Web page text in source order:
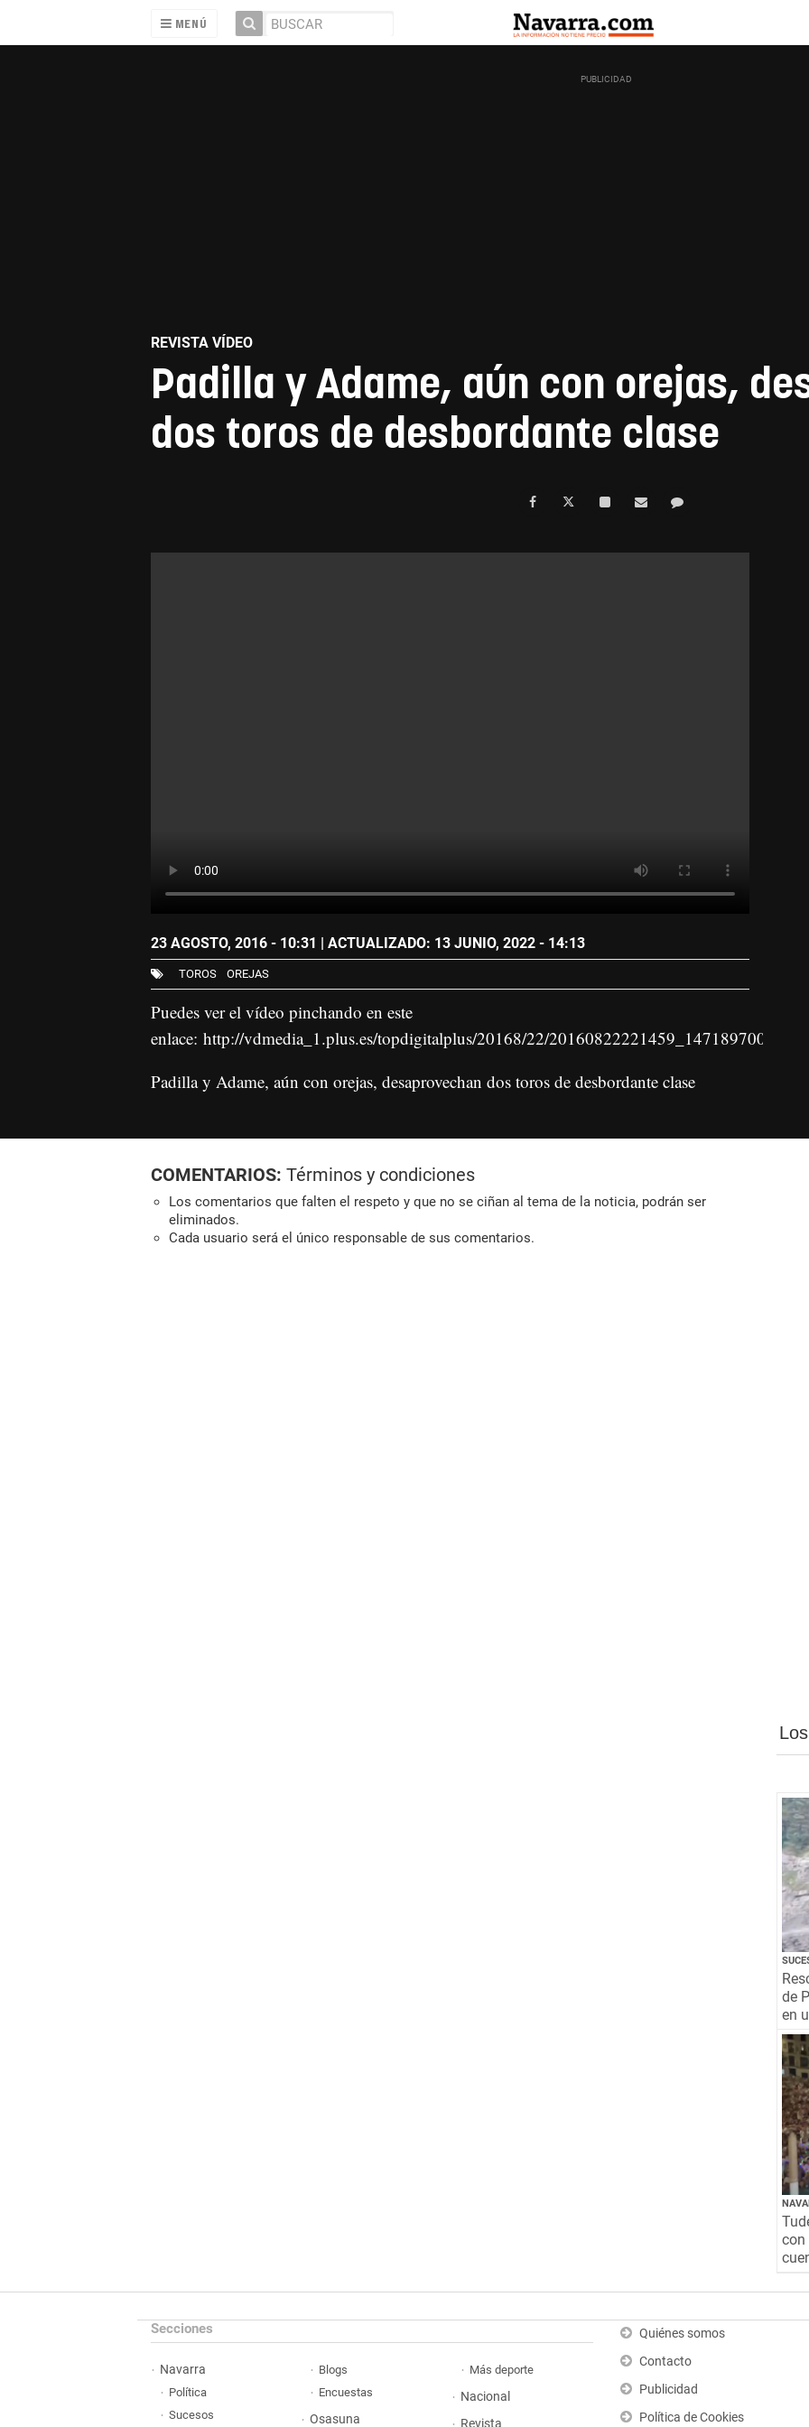
MENÚ
REVISTA VÍDEO
Padilla y Adame, aún con orejas,
dos toros de desbordante clase
23 AGOSTO, 2016 - 10:31 | ACTUALIZADO: 13 JUNIO, 2022 - 14:13
TOROS OREJAS
Puedes ver el vídeo pinchando en este
enlace: http://vdmedia_1.plus.es/topdigitalplus/20168/22/
Padilla y Adame, aún con orejas, desaprovechan dos toros de desbordante clase
COMENTARIOS: Términos y condiciones
Los comentarios que falten el respeto y que no se ciñan al tema de la noticia, podrán ser
eliminados.
Cada usuario será el único responsable de sus comentarios.
de
en
con
Secciones
Navarra
Política
Sucesos
Blogs
Encuestas
Osasuna
Más deporte
Nacional
Revista
Quiénes somos
Contacto
Publicidad
Política de Cookies